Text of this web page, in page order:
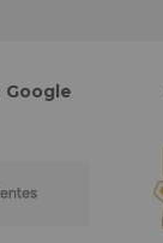
Google